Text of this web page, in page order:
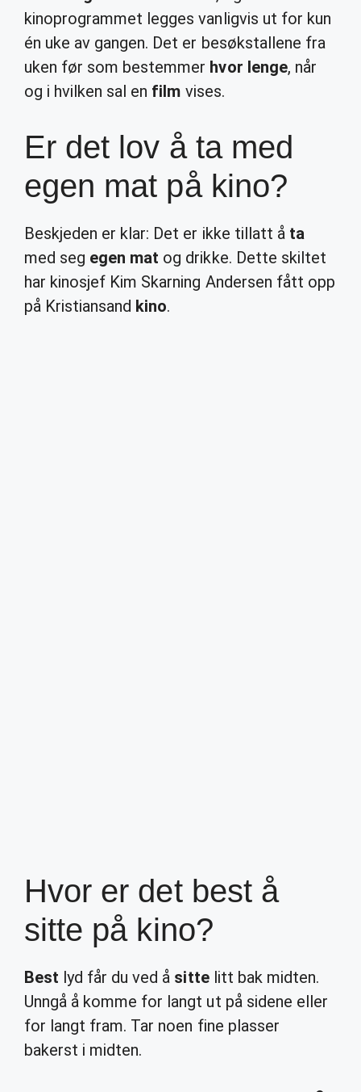
kinoprogrammet legges vanligvis ut for kun
én uke av gangen. Det er besøkstallene fra
uken før som bestemmer hvor lenge, når
og i hvilken sal en film vises.
Er det lov å ta med
egen mat på kino?
Beskjeden er klar: Det er ikke tillatt å ta
med seg egen mat og drikke. Dette skiltet
har kinosjef Kim Skarning Andersen fått opp
på Kristiansand kino.
Hvor er det best å
sitte på kino?
Best lyd får du ved å sittelitt bak midten.
Unngå å komme for langt ut på sidene eller
for langt fram. Tar noen fine plasser
bakerst i midten.